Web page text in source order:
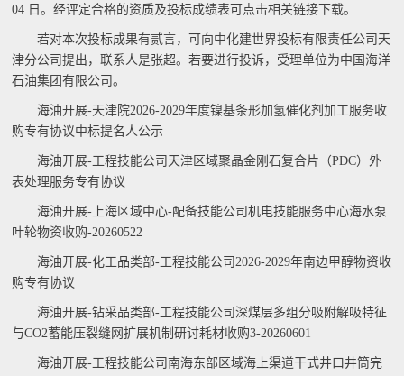
04 日。经评定合格的资质及投标成绩表可点击相关链接下载。
若对本次投标成果有贰言，可向中化建世界投标有限责任公司天
津分公司提出，联系人是张超。若要进行投诉，受理单位为中国海洋
石油集团有限公司。
海油开展-天津院2026-2029年度镍基条形加氢催化剂加工服务收
购专有协议中标提名人公示
海油开展-工程技能公司天津区域聚晶金刚石复合片（PDC）外
表处理服务专有协议
海油开展-上海区域中心-配备技能公司机电技能服务中心海水泵
叶轮物资收购-20260522
海油开展-化工品类部-工程技能公司2026-2029年南边甲醇物资收
购专有协议
海油开展-钻采品类部-工程技能公司深煤层多组分吸附解吸特征
与CO2蓄能压裂缝网扩展机制研讨耗材收购3-20260601
海油开展-工程技能公司南海东部区域海上渠道干式井口井筒完